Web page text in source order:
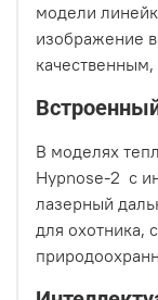
модели
изображение
В моделях
Hypnose-2 с
лазерный
для охотника,